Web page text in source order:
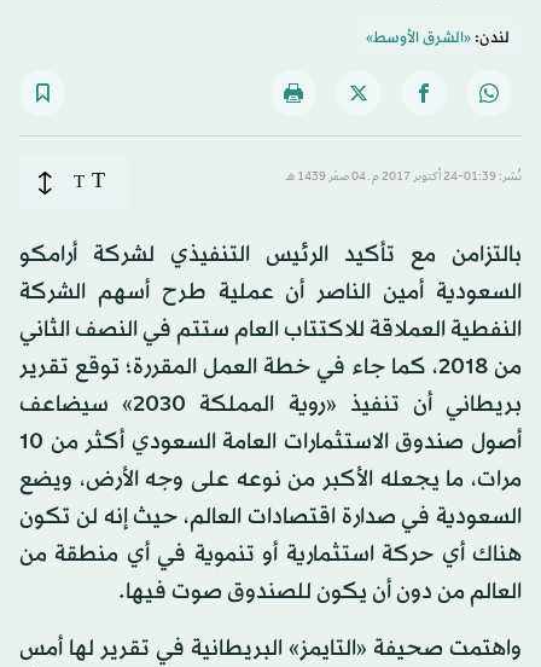
لندن:«الشرق الأوسط»
نُشر: 01:39-24 أكتوبر 2017 م ـ 04 صفَر 1439 هـ T
T
بالتزامن مع تأكيد الرئيس التنفيذي لشركة أرامكو
السعودية أمين الناصر أن عملية طرح أسهم الشركة
النفطية العملاقة للاكتتاب العام ستتم في النصف الثاني
من 2018، كما جاء في خطة العمل المقررة؛ توقع تقرير
بريطاني أن تنفيذ «روية المملكة 2030» سيضاعف
أصول صندوق الاستثمارات العامة السعودي أكثر من 10
مرات، ما يجعله الأكبر من نوعه على وجه الأرض، ويضع
السعودية في صدارة اقتصادات العالم، حيث إنه لن تكون
هناك أي حركة استثمارية أو تنموية في أي منطقة من
العالم من دون أن يكون للصندوق صوت فيها.
واهتمت صحيفة «التايمز» البريطانية في تقرير لها أمس